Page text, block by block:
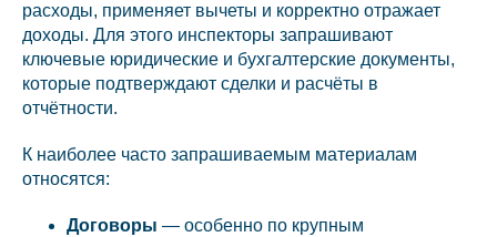
расходы, применяет вычеты и корректно отражает
доходы. Для этого инспекторы запрашивают
ключевые юридические и бухгалтерские документы,
которые подтверждают сделки и расчёты в
отчётности.
К наиболее часто запрашиваемым материалам
относятся:
Договоры — особенно по крупным